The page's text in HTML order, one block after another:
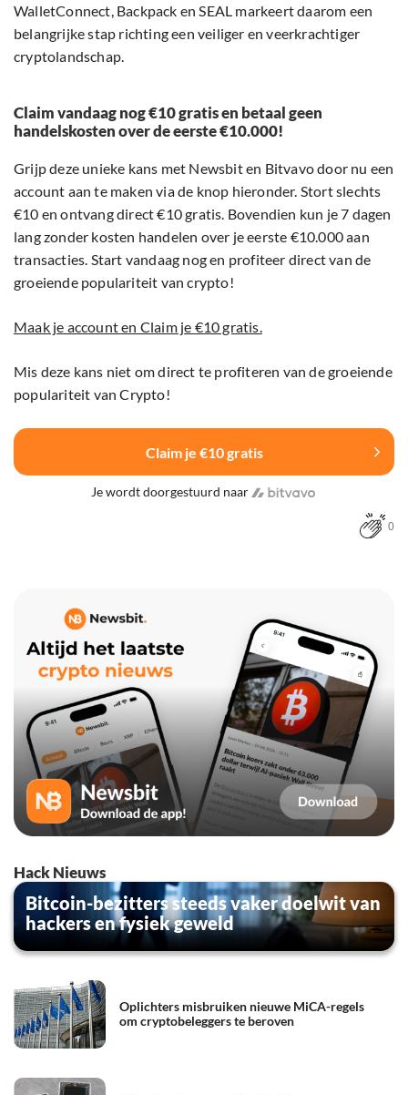
WalletConnect, Backpack en SEAL markeert daarom een
belangrijke stap richting een veiliger en veerkrachtiger
cryptolandschap.
Claim vandaag nog €10 gratis en betaal geen
handelskosten over de eerste €10.000!
Grijp deze unieke kans met Newsbit en Bitvavo door nu een
account aan te maken via de knop hieronder. Stort slechts
€10 en ontvang direct €10 gratis. Bovendien kun je 7 dagen
lang zonder kosten handelen over je eerste €10.000 aan
transacties. Start vandaag nog en profiteer direct van de
groeiende populariteit van crypto!
Maak je account en Claim je €10 gratis.
Mis deze kans niet om direct te profiteren van de groeiende
populariteit van Crypto!
Claim je €10 gratis
Je wordt doorgestuurd naar
0
Hack Nieuws
Bitcoin-bezitters steeds vaker doelwit van
hackers en fysiek geweld
Oplichters misbruiken nieuwe MiCA-regels
om cryptobeleggers te beroven